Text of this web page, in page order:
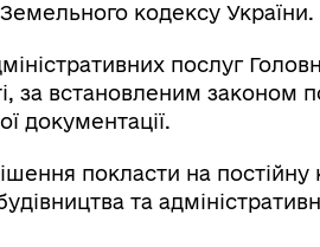
кодексу України.
послуг
за встановленим законом
документації.
покласти на постійну
та